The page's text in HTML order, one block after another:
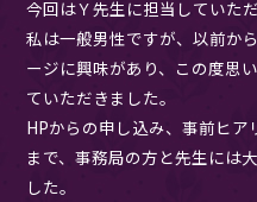
今回はＹ先生に担当していた
私は一般男性ですが、以前か
ージに興味があり、この度思
ていただきました。
HPからの申し込み、事前ヒア
まで、事務局の方と先生には
した。